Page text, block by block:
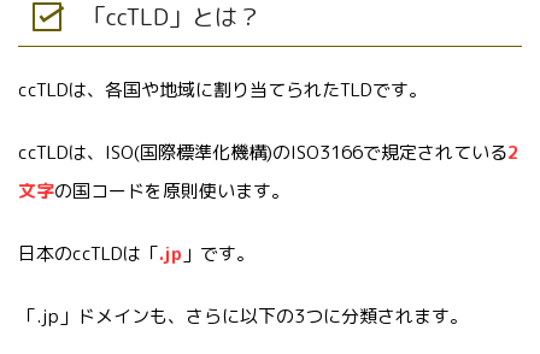
「ccTLD」とは？
ccTLDは、各国や地域に割り当てられたTLDです。
ccTLDは、ISO(国際標準化機構)のISO3166で規定されている2
文字の国コードを原則使います。
日本のccTLDは「.jp 」です。
「.jp」ドメインも、さらに以下の3つに分類されます。